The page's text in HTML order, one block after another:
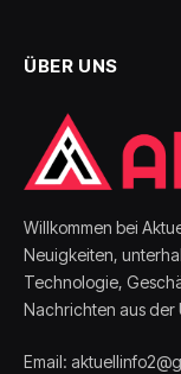
ÜBER UNS
Willkommen bei
Neuigkeiten,
Technologie,
Nachrichten aus der
Email: